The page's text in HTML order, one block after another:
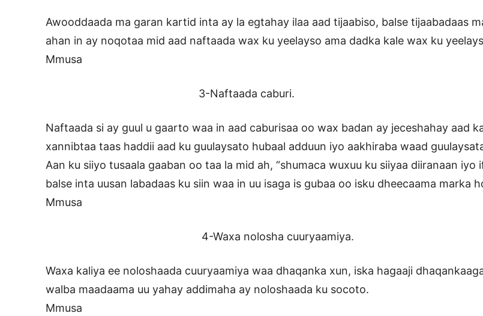
Awooddaada ma garan kartid inta ay la egtahay ilaa aad tijaabiso, balse tijaabadaas
ahan in ay noqotaa mid aad naftaada wax ku yeelayso ama dadka kale wax ku
Mmusa
3-Naftaada caburi.
Naftaada si ay guul u gaarto waa in aad caburisaa oo wax badan ay jeceshahay aad
xannibtaa taas haddii aad ku guulaysato hubaal adduun iyo aakhiraba waad
Aan ku siiyo tusaala gaaban oo taa la mid ah, “shumaca wuxuu ku siiyaa diiranaan iyo
balse inta uusan labadaas ku siin waa in uu isaga is gubaa oo isku dheecaama marka
Mmusa
4-Waxa nolosha cuuryaamiya.
Waxa kaliya ee noloshaada cuuryaamiya waa dhaqanka xun, iska hagaaji
walba maadaama uu yahay addimaha ay noloshaada ku socoto.
Mmusa